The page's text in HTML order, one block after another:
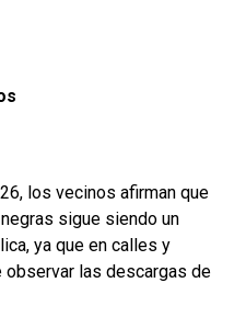
los vecinos afirman que
sigue siendo un
ya que en calles y
las descargas de